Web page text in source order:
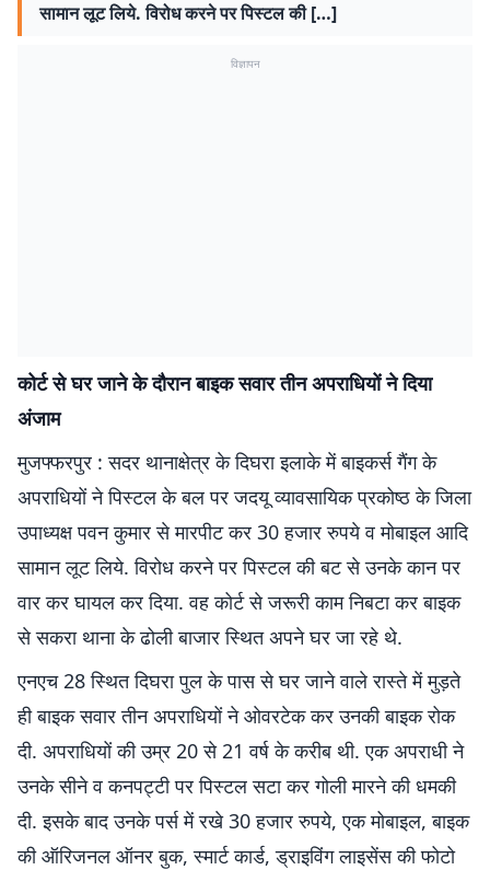
सामान लूट लिये. विरोध करने पर पिस्टल की […]
विज्ञापन
कोर्ट से घर जाने के दौरान बाइक सवार तीन अपराधियों ने दिया
अंजाम
मुजफ्फरपुर : सदर थानाक्षेत्र के दिघरा इलाके में बाइकर्स गैंग के
अपराधियों ने पिस्टल के बल पर जदयू व्यावसायिक प्रकोष्ठ के जिला
उपाध्यक्ष पवन कुमार से मारपीट कर 30 हजार रुपये व मोबाइल आदि
सामान लूट लिये. विरोध करने पर पिस्टल की बट से उनके कान पर
वार कर घायल कर दिया. वह कोर्ट से जरूरी काम निबटा कर बाइक
से सकरा थाना के ढोली बाजार स्थित अपने घर जा रहे थे.
एनएच 28 स्थित दिघरा पुल के पास से घर जाने वाले रास्ते में मुड़ते
ही बाइक सवार तीन अपराधियों ने ओवरटेक कर उनकी बाइक रोक
दी. अपराधियों की उम्र 20 से 21 वर्ष के करीब थी. एक अपराधी ने
उनके सीने व कनपट्टी पर पिस्टल सटा कर गोली मारने की धमकी
दी. इसके बाद उनके पर्स में रखे 30 हजार रुपये, एक मोबाइल, बाइक
की ऑरिजनल ऑनर बुक, स्मार्ट कार्ड, ड्राइविंग लाइसेंस की फोटो